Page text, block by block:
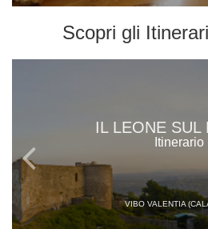
Scopri gli
IL LEONE SUL
Itinerario
VIBO VALENTIA